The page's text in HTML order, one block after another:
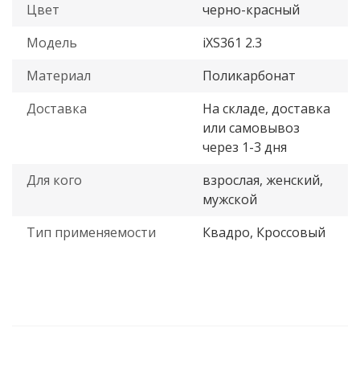
Цвет
черно-красный
Модель
iXS361 2.3
Материал
Поликарбонат
Доставка
На складе, доставка
или самовывоз
через 1-3 дня
Для кого
взрослая, женский,
мужской
Тип применяемости
Квадро, Кроссовый